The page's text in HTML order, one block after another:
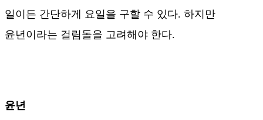
일이든 간단하게 요일을 구할 수 있다. 하지만
윤년이라는 걸림돌을 고려해야 한다.
윤년